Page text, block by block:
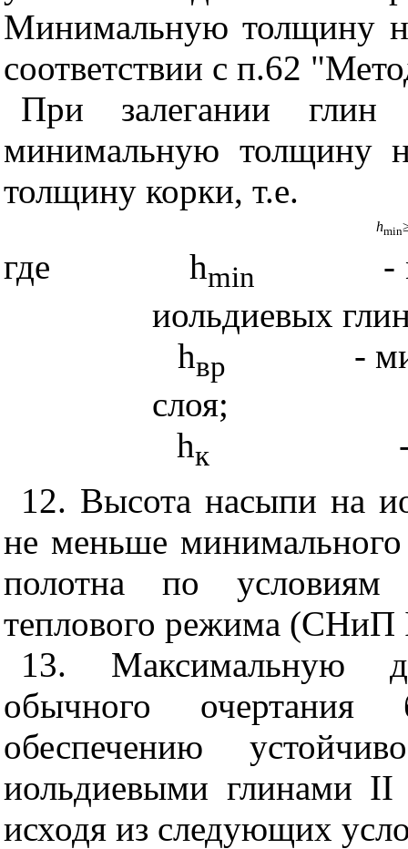
Минимальную толщину
соответствии с п.62
При залегании
минимальную толщину
толщину корки, т.е.
hmin
где hmin -
иольдиевых
hвр -
слоя;
hк
12. Высота насыпи на
не меньше
полотна по условиям
теплового режима (СНиП
13. Максимальную
обычного
обеспечению
иольдиевыми глинами II
исходя из следующих